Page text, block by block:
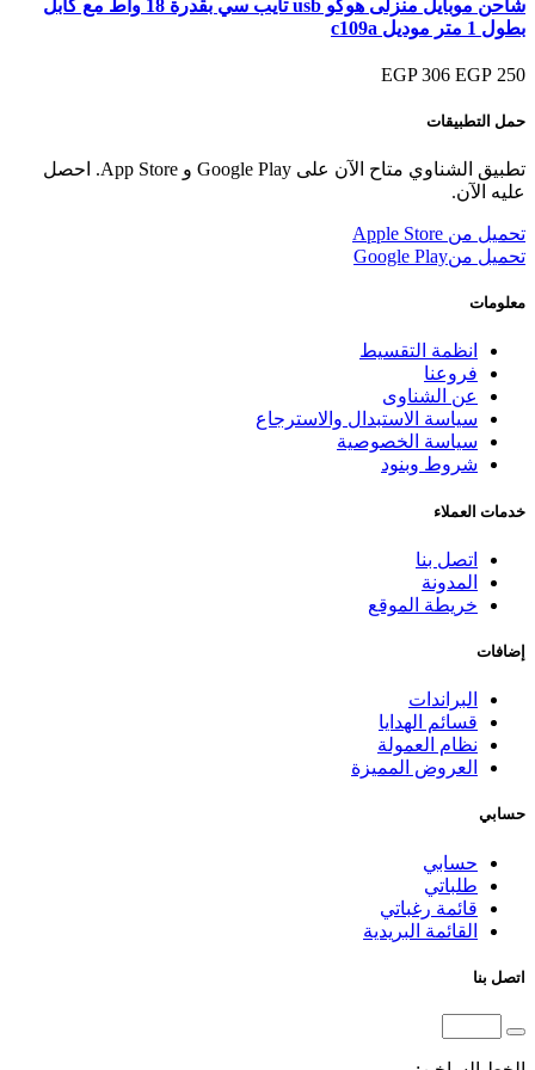
شاحن موبايل منزلى هوكو usb تايب سي بقدرة 18 واط مع كابل
بطول 1 متر موديل c109a
250 EGP
306 EGP
حمل التطبيقات
تطبيق الشناوي متاح الآن على Google Play و App Store. احصل
عليه الآن.
تحميل من Apple Store
تحميل منGoogle Play
معلومات
انظمة التقسيط
فروعنا
عن الشناوى
سياسة الاستبدال والاسترجاع
سياسة الخصوصية
شروط وبنود
خدمات العملاء
اتصل بنا
المدونة
خريطة الموقع
إضافات
البراندات
قسائم الهدايا
نظام العمولة
العروض المميزة
حسابي
حسابي
طلباتي
قائمة رغباتي
القائمة البريدية
اتصل بنا